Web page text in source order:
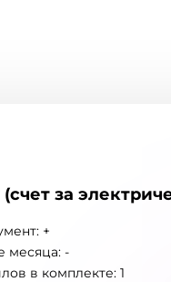
за
+
месяца: -
в комплекте: 1